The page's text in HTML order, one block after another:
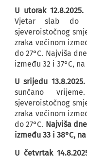
U utorak 12.8.2025.
Vjetar slab do
sjeveroistočnog
zraka većinom
do 27°C. Najviša
između 32 i 37°C,
U srijedu 13.8.2025.
sunčano
sjeveroistočnog
zraka većinom
do 27°C. Najviša
između 33 i 38°C,
U četvrtak